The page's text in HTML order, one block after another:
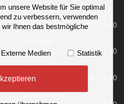
Montag
8:30 - 12:00 und 12:30 - 15:00
8:30 - 12:00 und 12:30 - 15:00
Mittwoch
8:30 - 12:00 und 12:30 - 15:00
Donnerstag
unsere Website für Sie optimal
zu verbessern, verwenden
Ihnen das bestmögliche
Externe Medien Statistik